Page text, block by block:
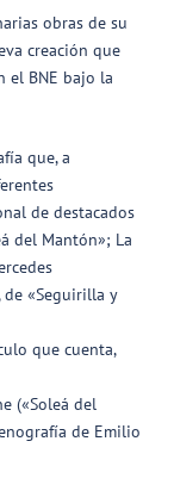
obras de su
creación que
el BNE bajo la
que, a
de destacados
del Mantón»; La
des
de «Seguirilla y
que cuenta,
(«Soleá del
de Emilio